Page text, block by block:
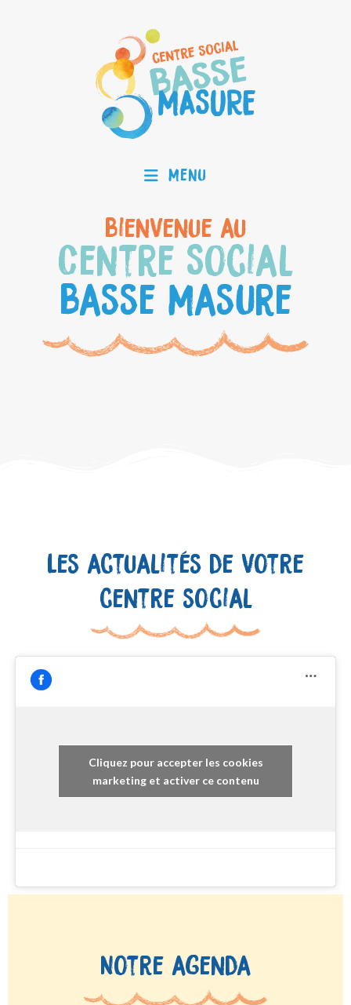
Menu
Bienvenue au
Centre Social
Basse Masure
Les actualités de votre
centre social
Cliquez pour accepter les cookies
marketing et activer ce contenu
Notre agenda